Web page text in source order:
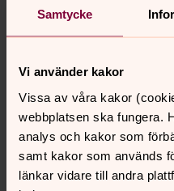
Samtycke
Vi använder kakor
Vissa av våra kakor
webbplatsen ska fungera.
analys och kakor som
samt kakor som används
länkar vidare till andra
teologiska tankar möts
Denna studie vill belysa
uppgift. Hur fungerar
kyrkoråd? Var ligger